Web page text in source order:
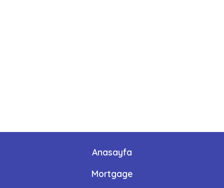
Anasayfa
Mortgage